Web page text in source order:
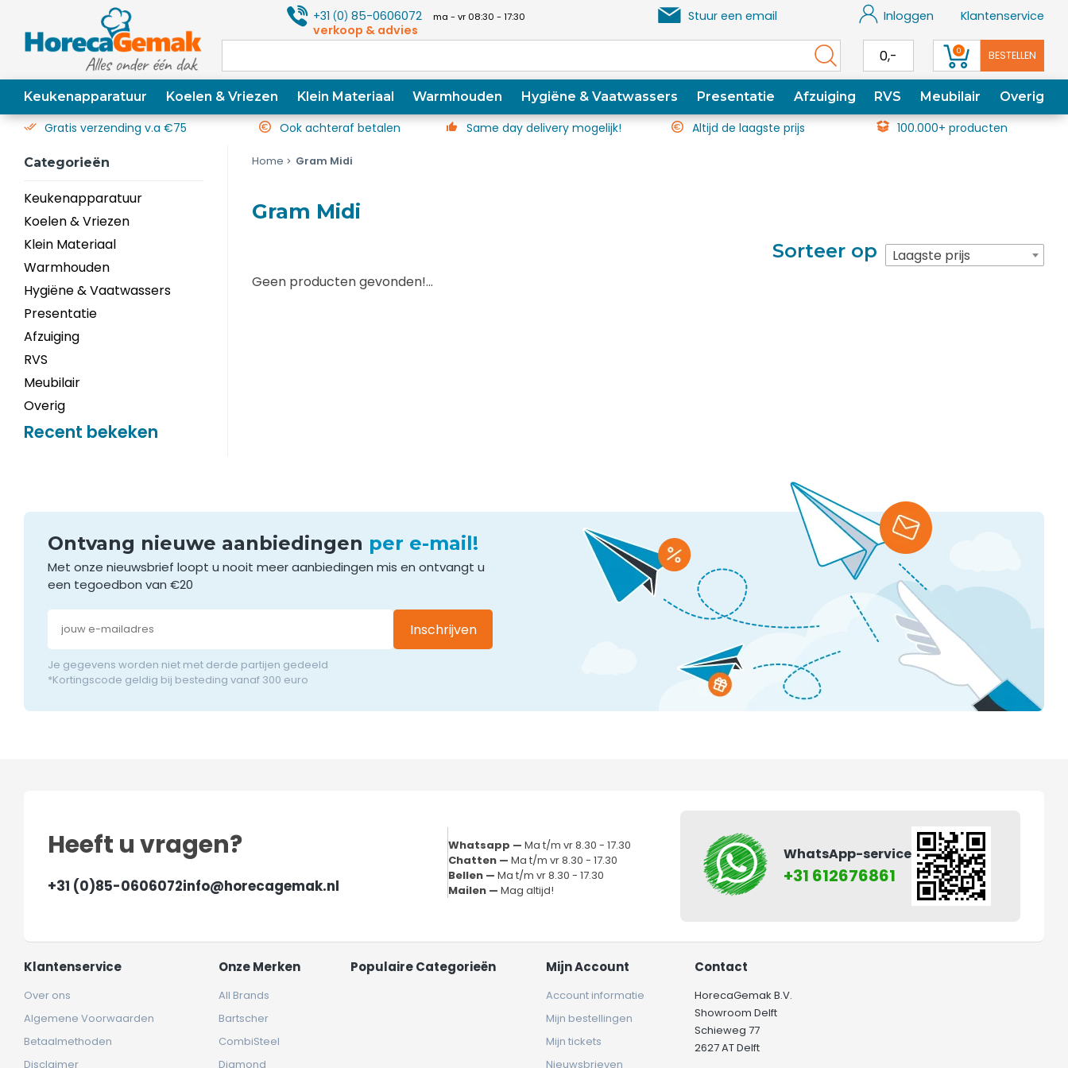
+31(0) 85-0606072 ma - vr 08:30 - 17:30
verkoop & advies
Stuur een email Inloggen Klantenservice
0,- 0 BESTELLEN
Keukenapparatuur Koelen & Vriezen Klein Materiaal Warmhouden Hygiëne & Vaatwassers Presentatie Afzuiging RVS Meubilair Overig
Gratis verzending v.a €75 Ook achteraf betalen Same day delivery mogelijk! Altijd de laagste prijs 100.000+ producten
Categorieën
Keukenapparatuur
Koelen & Vriezen
Klein Materiaal
Warmhouden
Hygiëne & Vaatwassers
Presentatie
Afzuiging
RVS
Meubilair
Overig
Recent bekeken
Home Gram Midi
Gram Midi
Sorteer op
Laagste prijs
Geen producten gevonden!...
Ontvang nieuwe aanbiedingen per e-mail!
Met onze nieuwsbrief loopt u nooit meer aanbiedingen mis en ontvangt u
een tegoedbon van €20
Inschrijven
Je gegevens worden niet met derde partijen gedeeld
*Kortingscode geldig bij besteding vanaf 300 euro
Heeft u vragen?
+31 (0)85-0606072info@horecagemak.nl
Whatsapp —Ma t/m vr 8.30 - 17.30
Chatten —Ma t/m vr 8.30 - 17.30
Bellen —Ma t/m vr 8.30 - 17.30
Mailen —Mag altijd!
WhatsApp-service
+31 612676861
Klantenservice
Over ons
Algemene Voorwaarden
Betaalmethoden
Disclaimer
Onze Merken
All Brands
Bartscher
CombiSteel
Diamond
Populaire Categorieën Mijn Account
Account informatie
Mijn bestellingen
Mijn tickets
Nieuwsbrieven
Contact
HorecaGemak B.V.
Showroom Delft
Schieweg 77
2627 AT Delft